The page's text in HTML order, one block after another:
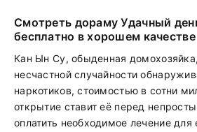
Смотреть дораму Удачный
бесплатно в хорошем качестве
Кан Ын Су, обыденная
несчастной случайности
наркотиков, стоимостью в сотни
открытие ставит её перед
оплатить необходимое лечение для